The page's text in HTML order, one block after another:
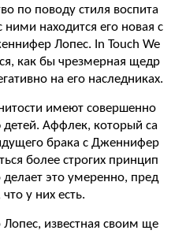
по поводу стиля воспита
ними находится его новая с
Лопес. In Touch We
как бы чрезмерная щедр
на его наследниках.
имеют совершенно
Аффлек, который са
брака с Дженнифер
более строгих принцип
это умеренно, пред
у них есть.
известная своим ще